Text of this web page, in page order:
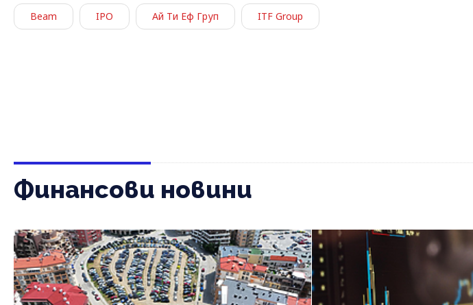
Beam IPO Ай Ти Еф Груп ITF Group
Финансови новини